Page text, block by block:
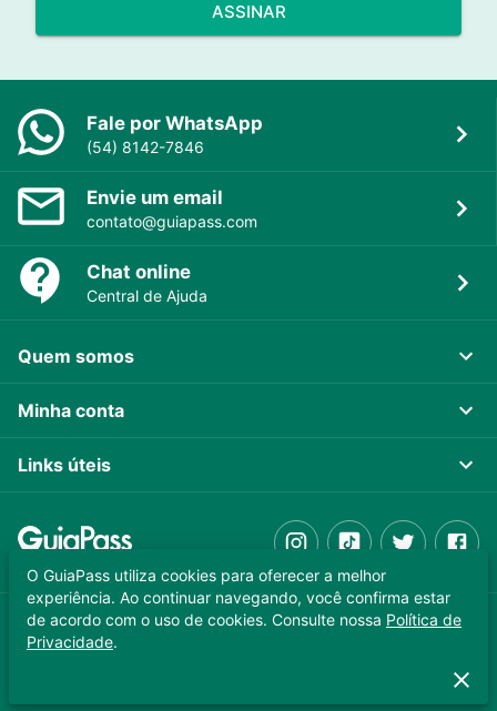
ASSINAR
Fale por WhatsApp
(54) 8142-7846
Envie um email
contato@guiapass.com
Chat online
Central de Ajuda
Quem somos
Minha conta
Links úteis
GUIAPASS TECNOLOGIA LTDA. CNPJ 37.989.806/0001-64
Copyright © 2025 - Todos os direitos reservados
O GuiaPass utiliza cookies para oferecer a melhor
experiência. Ao continuar navegando, você confirma estar
de acordo com o uso de cookies. Consulte nossa Política de
Privacidade.